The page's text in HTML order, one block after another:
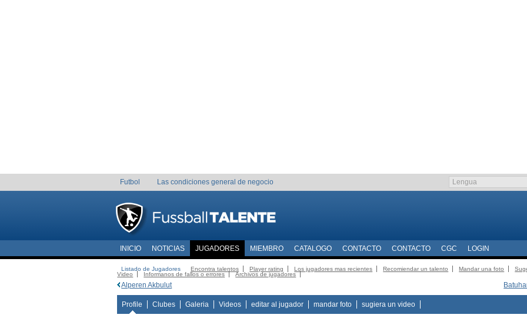
Futbol Las condiciones general de negocio
INICIO NOTICIAS JUGADORES MIEMBRO CATALOGO CONTACTO CONTACTO CGC LOGIN
Listado de Jugadores Encontra talentos Player rating Los jugadores mas recientes Recomiendar un talento Mandar una foto
Video
Informanos de fallos o errores Archivos de jugadores
Alperen Akbulut
Profile Clubes Galeria Videos editar al jugador mandar foto sugiera un video